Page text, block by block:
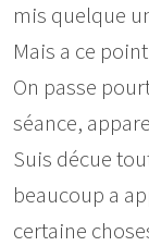
mis quelque
Mais a ce
On passe
séance,
Suis décue
beaucoup a
certaine